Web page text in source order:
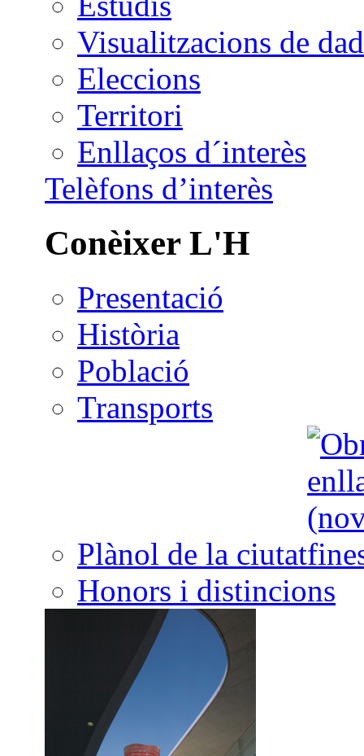
Visualitzacions de
Eleccions
Territori
Enllaços d´interès
Telèfons d’interès
Conèixer L'H
Presentació
Història
Població
Transports
Plànol de la ciutat
Honors i distincions